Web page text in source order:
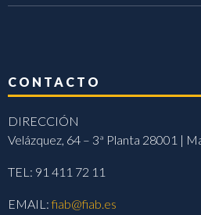
CONTACTO
DIRECCIÓN
Velázquez, 64 – 3ª Planta 28001 |
TEL: 91 411 72 11
EMAIL:fiab@fiab.es